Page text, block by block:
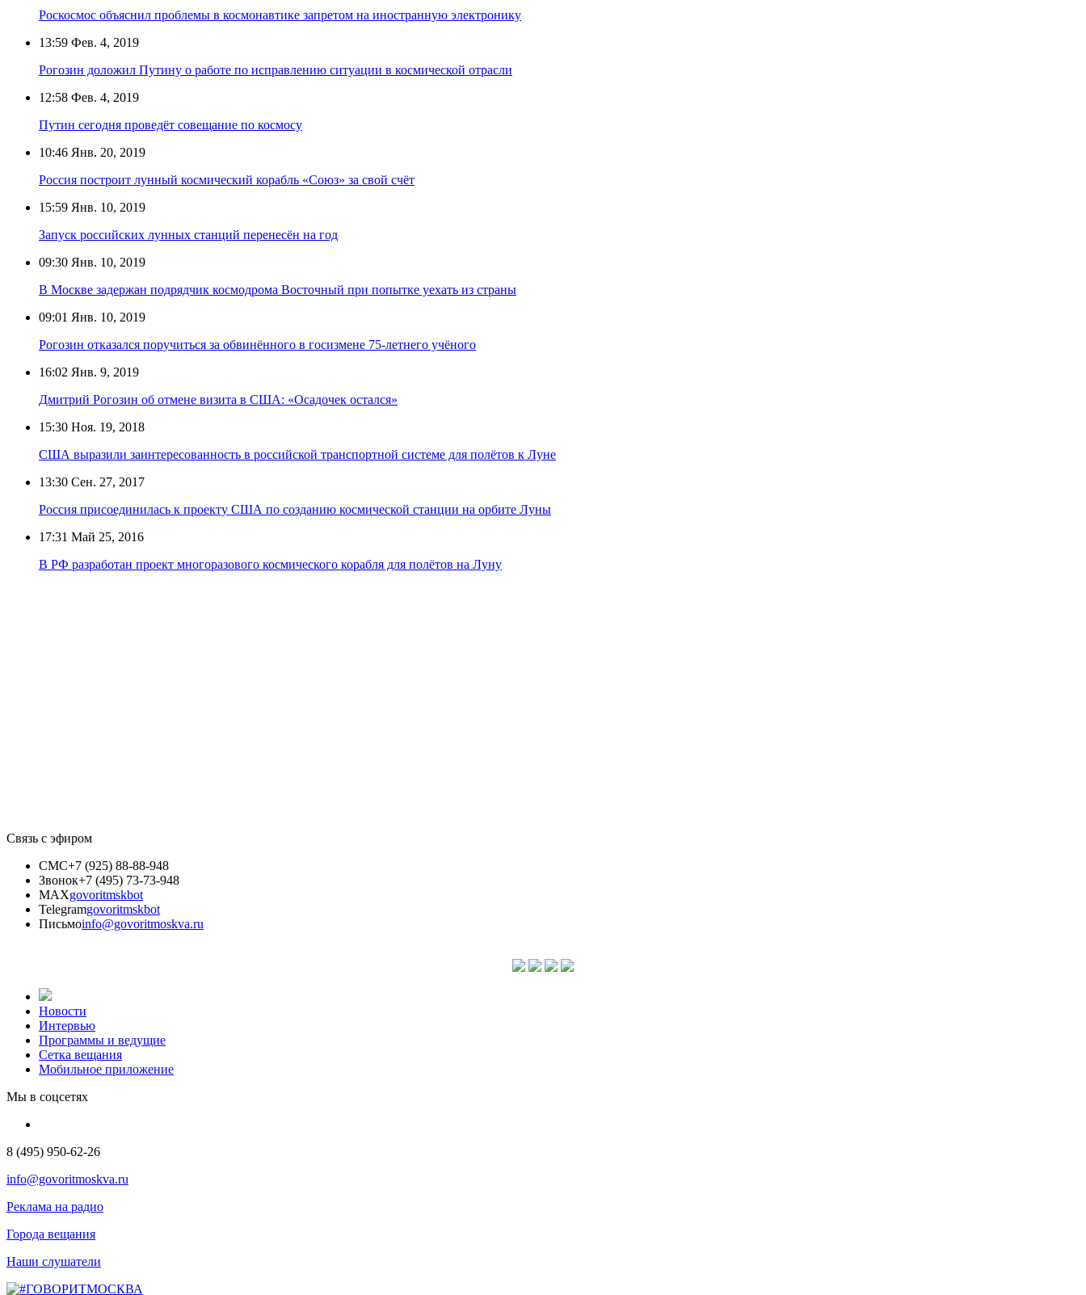
Роскосмос объяснил проблемы в космонавтике запретом на иностранную электронику
13:59 Фев. 4, 2019
Рогозин доложил Путину о работе по исправлению ситуации в космической отрасли
12:58 Фев. 4, 2019
Путин сегодня проведёт совещание по космосу
10:46 Янв. 20, 2019
Россия построит лунный космический корабль «Союз» за свой счёт
15:59 Янв. 10, 2019
Запуск российских лунных станций перенесён на год
09:30 Янв. 10, 2019
В Москве задержан подрядчик космодрома Восточный при попытке уехать из страны
09:01 Янв. 10, 2019
Рогозин отказался поручиться за обвинённого в госизмене 75-летнего учёного
16:02 Янв. 9, 2019
Дмитрий Рогозин об отмене визита в США: «Осадочек остался»
15:30 Ноя. 19, 2018
США выразили заинтересованность в российской транспортной системе для полётов к Луне
13:30 Сен. 27, 2017
Россия присоединилась к проекту США по созданию космической станции на орбите Луны
17:31 Май 25, 2016
В РФ разработан проект многоразового космического корабля для полётов на Луну
Связь с эфиром
СМС+7 (925) 88-88-948
Звонок+7 (495) 73-73-948
MAXgovoritmskbot
Telegramgovoritmskbot
Письмоinfo@govoritmoskva.ru
Новости
Интервью
Программы и ведущие
Сетка вещания
Мобильное приложение
Мы в соцсетях
8 (495) 950-62-26
info@govoritmoskva.ru
Реклама на радио
Города вещания
Наши слушатели